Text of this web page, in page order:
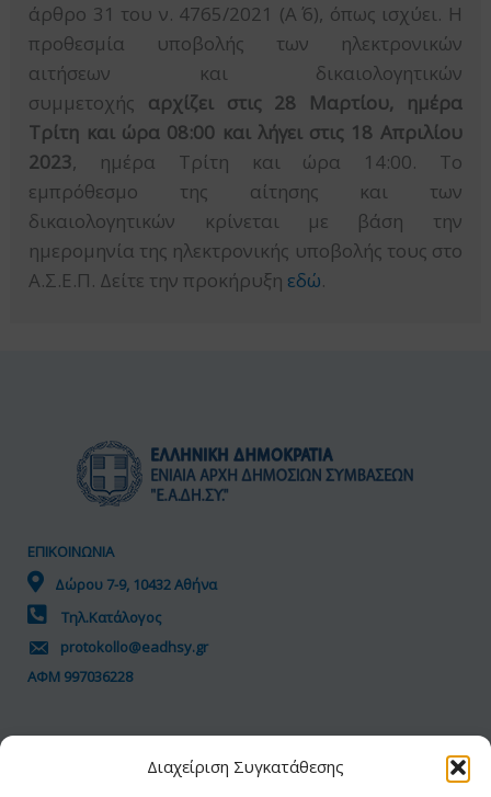
Διαχείριση Συγκατάθεσης
άρθρο 31 του ν. 4765/2021 (Α΄ 6), όπως ισχύει. Η
προθεσμία υποβολής των ηλεκτρονικών
αιτήσεων και δικαιολογητικών
συμμετοχής αρχίζει στις 28 Μαρτίου, ημέρα
Τρίτη και ώρα 08:00 και λήγει στις 18 Απριλίου
2023, ημέρα Τρίτη και ώρα 14:00. Το
εμπρόθεσμο της αίτησης και των
δικαιολογητικών κρίνεται με βάση την
ημερομηνία της ηλεκτρονικής υποβολής τους στο
Α.Σ.Ε.Π. Δείτε την προκήρυξη εδώ.
ΕΠΙΚΟΙΝΩΝΙΑ
Δώρου 7-9, 10432 Αθήνα
Τηλ.Κατάλογος
protokollo@eadhsy.gr
ΑΦΜ 997036228
ΠΟΛΙΤΙΚΗ GDPR